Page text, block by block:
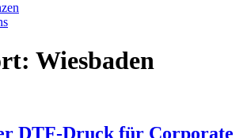
Wiesbaden
DTF-Druck für Corporate